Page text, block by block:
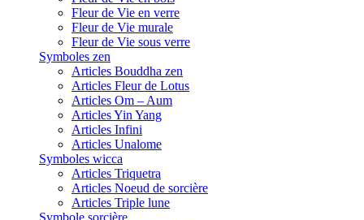
Fleur de Vie en verre
Fleur de Vie murale
Fleur de Vie sous verre
Symboles zen
Articles Bouddha zen
Articles Fleur de Lotus
Articles Om – Aum
Articles Yin Yang
Articles Infini
Articles Unalome
Symboles wicca
Articles Triquetra
Articles Noeud de sorcière
Articles Triple lune
Symbole sorcière